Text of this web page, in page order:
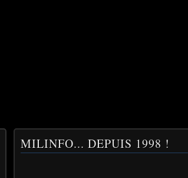
MILINFO... DEPUIS 1998 !